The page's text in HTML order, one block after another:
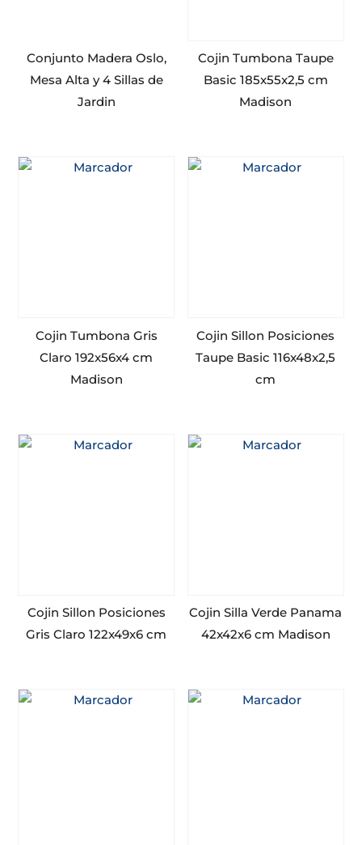
Conjunto Madera Oslo,
Mesa Alta y 4 Sillas de
Jardin
Cojin Tumbona Taupe
Basic 185x55x2,5 cm
Madison
Cojin Tumbona Gris
Claro 192x56x4 cm
Madison
Cojin Sillon Posiciones
Taupe Basic 116x48x2,5
cm
Cojin Sillon Posiciones
Gris Claro 122x49x6 cm
Cojin Silla Verde Panama
42x42x6 cm Madison